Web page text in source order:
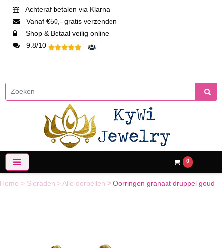
Achteraf betalen via Klarna
Vanaf €50,- gratis verzenden
Shop & Betaal veilig online
9.8/10
0
Home > Sieraden >Alle oorbellen > Oorringen granaat druppel goud